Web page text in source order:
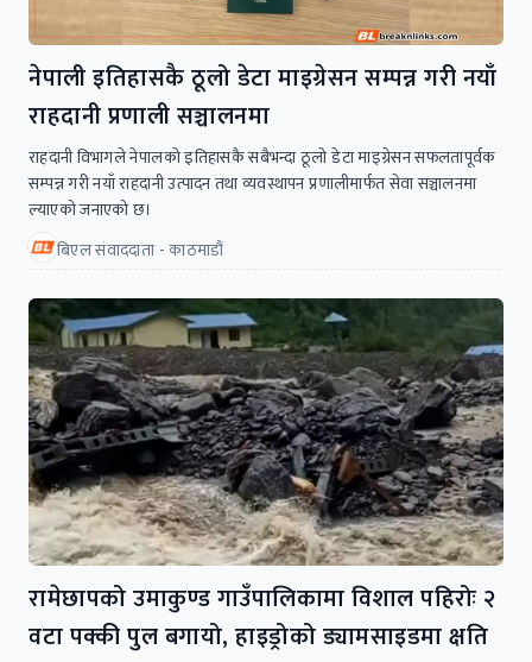
नेपाली इतिहासकै ठूलो डेटा माइग्रेसन सम्पन्न गरी नयाँ
राहदानी प्रणाली सञ्चालनमा
राहदानी विभागले नेपालको इतिहासकै सबैभन्दा ठूलो डेटा माइग्रेसन सफलतापूर्वक
सम्पन्न गरी नयाँ राहदानी उत्पादन तथा व्यवस्थापन प्रणालीमार्फत सेवा सञ्चालनमा
ल्याएको जनाएको छ।
बिएल संवाददाता - काठमाडौं
रामेछापको उमाकुण्ड गाउँपालिकामा विशाल पहिरोः २
वटा पक्की पुल बगायो, हाइड्रोको ड्यामसाइडमा क्षति